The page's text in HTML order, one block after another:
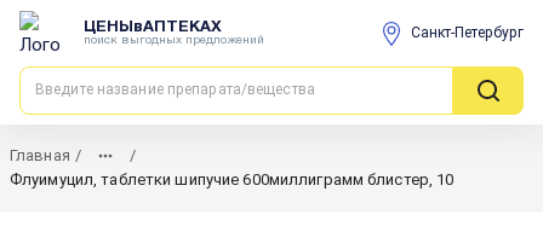
ЦЕНЫвАПТЕКАХ
поиск выгодных предложений Санкт-Петербург
Главная /
/
Флуимуцил, таблетки шипучие 600миллиграмм блистер, 10